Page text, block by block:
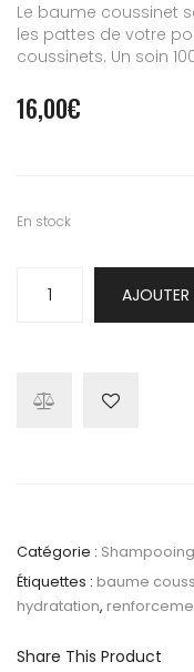
Le baume coussinet
les pattes de votre
coussinets. Un soin
16,00€
En stock
AJOUTER
Catégorie :
Étiquettes : baume
hydratation,
Share This Product